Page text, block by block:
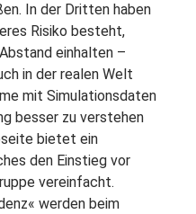
In der Dritten haben
Risiko besteht,
einhalten –
in der realen Welt
mit Simulationsdaten
besser zu verstehen
bietet ein
den Einstieg vor
vereinfacht.
werden beim